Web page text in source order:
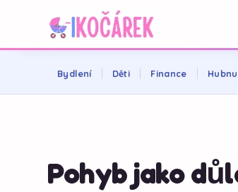
Bydlení Děti Finance
Pohyb jako